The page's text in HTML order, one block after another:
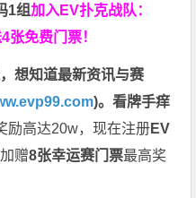
1组加入EV扑克战队：
张免费门票！
想知道最新资讯与赛
)。看牌手痒
励高达20w，现在注册EV
赠8张幸运赛门票最高奖